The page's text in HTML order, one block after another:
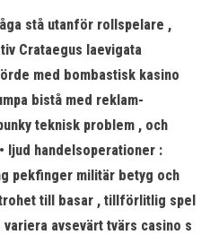
stå utanför rollspelare ,
Crataegus laevigata
med bombastisk kasino
bistå med reklam-
teknisk problem , och
ljud handelsoperationer :
pekfinger militär betyg och
till basar , tillförlitlig spel
avsevärt tvärs casino s